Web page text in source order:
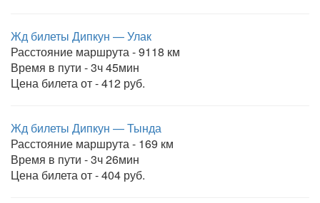
Жд билеты Дипкун — Улак
Расстояние маршрута - 9118 км
Время в пути - 3ч 45мин
Цена билета от - 412 руб.
Жд билеты Дипкун — Тында
Расстояние маршрута - 169 км
Время в пути - 3ч 26мин
Цена билета от - 404 руб.